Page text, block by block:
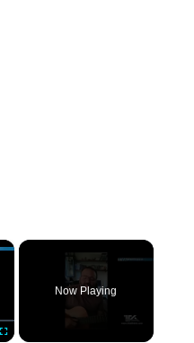
×
Now Playing